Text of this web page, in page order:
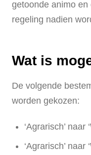
getoonde animo
regeling nadien
Wat is
De volgende
worden gekozen:
‘Agrarisch’ naar
‘Agrarisch’ naar